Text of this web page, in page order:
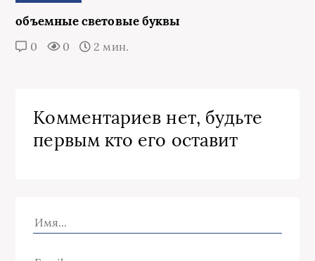
объемные световые буквы
0 0 2 мин.
Комментариев нет, будьте
первым кто его оставит